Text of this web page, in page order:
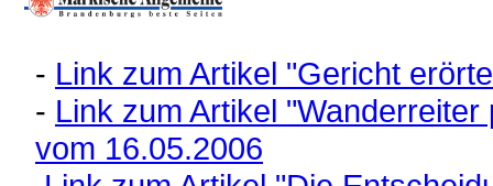
- Link zum Artikel "Gericht
- Link zum Artikel
vom 16.05.2006